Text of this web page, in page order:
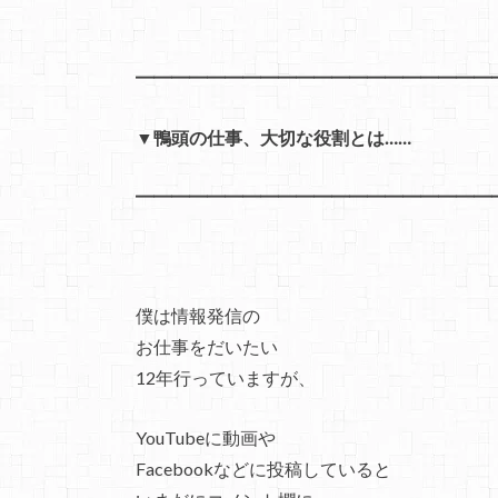
▼鴨頭の仕事、大切な役割とは……
僕は情報発信の
お仕事をだいたい
12年行っていますが、
YouTubeに動画や
Facebookなどに投稿していると